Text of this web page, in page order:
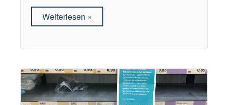
k
t
Weiterlesen
M
k
e
n
»